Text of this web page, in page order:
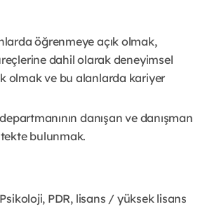
öğrenmeye açık olmak,
dahil olarak deneyimsel
olmak ve bu alanlarda kariyer
danışan ve danışman
bulunmak.
PDR, lisans / yüksek lisans